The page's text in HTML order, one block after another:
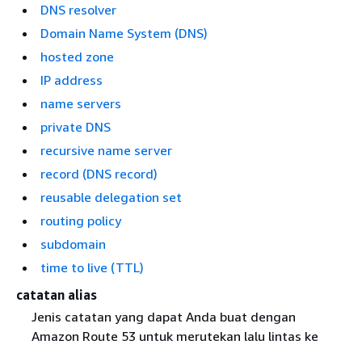
DNS resolver
Domain Name System (DNS)
hosted zone
IP address
name servers
private DNS
recursive name server
record (DNS record)
reusable delegation set
routing policy
subdomain
time to live (TTL)
catatan alias
Jenis catatan yang dapat Anda buat dengan
Amazon Route 53 untuk merutekan lalu lintas ke